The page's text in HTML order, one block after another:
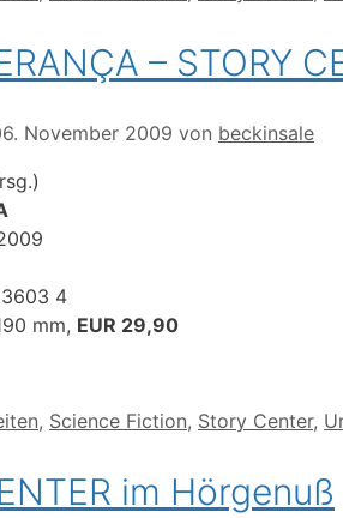
– STORY
6. November 2009 von beckinsale
4
mm, EUR 29,90
, Science Fiction, Story Center,
im Hörgenuß